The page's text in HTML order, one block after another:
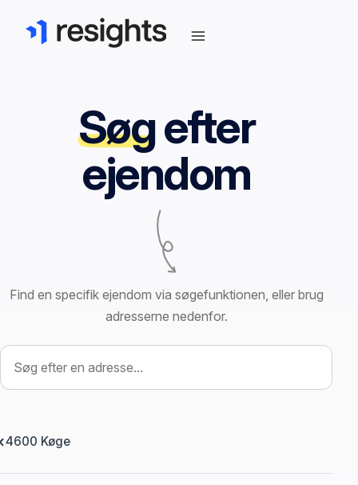
Søgefter
ejendom
Find en specifik ejendom via søgefunktionen, eller brug
adresserne nedenfor.
Søg efter ejendom
4600 Køge